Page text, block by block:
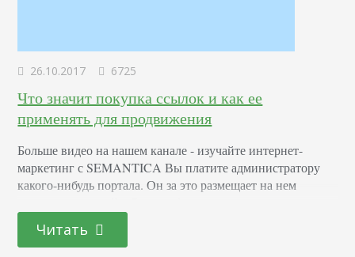
26.10.2017 6725
Что значит покупка ссылок и как ее
применять для продвижения
Больше видео на нашем канале - изучайте интернет-
маркетинг с SEMANTICA Вы платите администратору
какого-нибудь портала. Он за это размещает на нем
создания доверия поисковиков к вашему ресурсу. В
интернет-выдаче, как и в жизни, никому не интересно
Читать